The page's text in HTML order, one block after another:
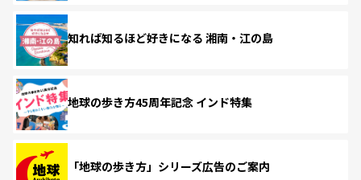
知れば知るほど好きになる 湘南・江の島
地球の歩き方45周年記念 インド特集
「地球の歩き方」シリーズ広告のご案内